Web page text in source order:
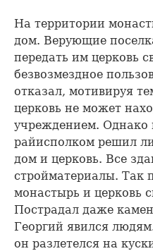
На территории
дом. Верующие
передать им церковь
безвозмездное
отказал, мотивируя
церковь не может
учреждением. Однако
райисполком решил
дом и церковь. Все
стройматериалы. Так
монастырь и церковь
Пострадал даже
Георгий явился
он разлетелся на